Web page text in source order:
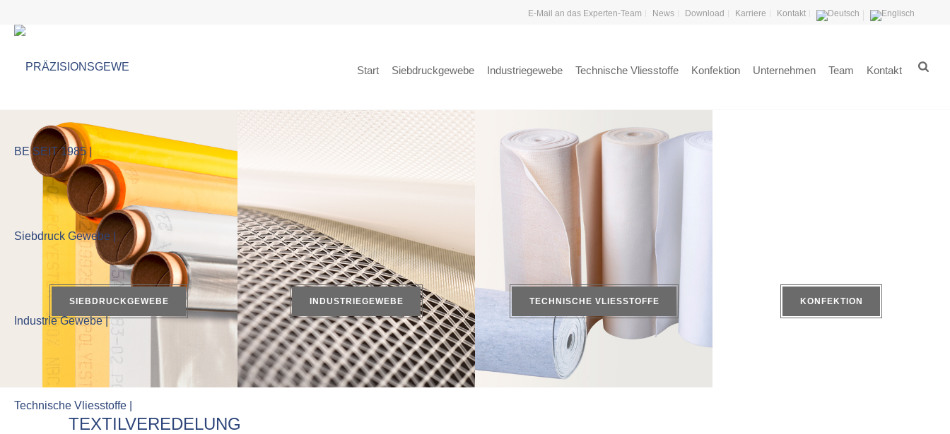
E-Mail an das Experten-Team News Download Karriere Kontakt
Start Siebdruckgewebe Industriegewebe Technische Vliesstoffe Konfektion Unternehmen Team Kontakt
SIEBDRUCKGEWEBE INDUSTRIEGEWEBE TECHNISCHE VLIESSTOFFE KONFEKTION
TEXTILVEREDELUNG